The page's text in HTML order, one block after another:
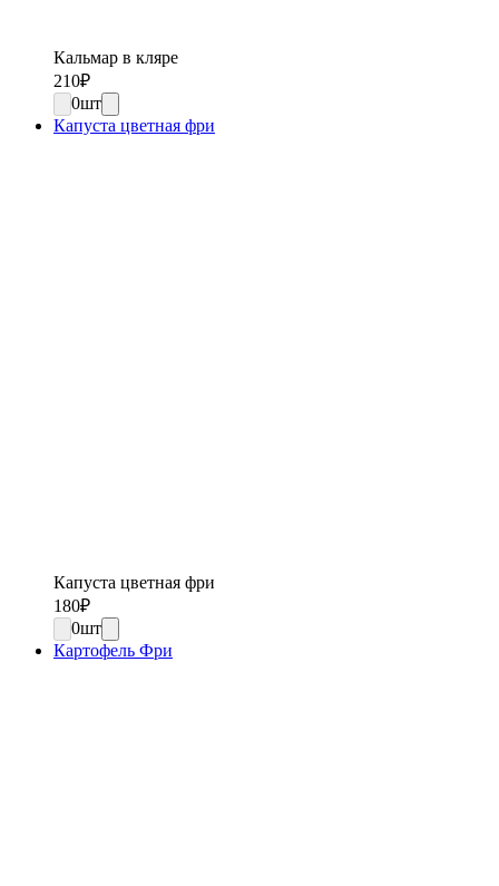
Кальмар в кляре
210₽
0шт
Капуста цветная фри
Капуста цветная фри
180₽
0шт
Картофель Фри